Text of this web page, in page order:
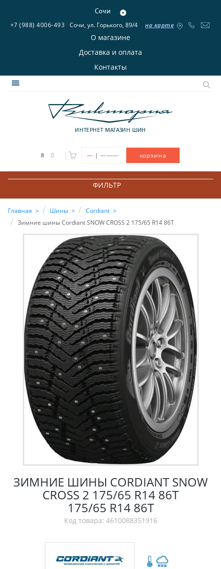
Сочи
+7 (988) 4006-493 Сочи, ул. Горького, 89/4 на карте
О магазине
Доставка и оплата
Контакты
ИНТЕРНЕТ МАГАЗИН ШИН
0 — | ——— корзина
ФИЛЬТР
Главная Шины
Cordiant
Зимние шины Cordiant SNOW CROSS 2 175/65 R14 86T
ЗИМНИЕ ШИНЫ CORDIANT SNOW
CROSS 2 175/65 R14 86T
175/65 R14 86T
Код товара: 4610088351916